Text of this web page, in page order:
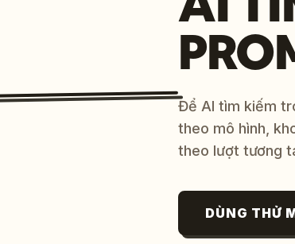
Để AI tìm kiếm
theo mô hình,
theo lượt tương
DÙNG THỬ